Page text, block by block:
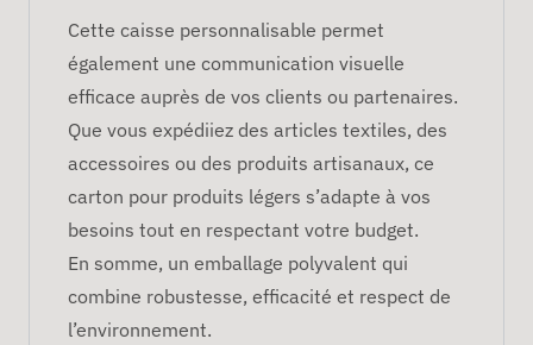
Cette caisse personnalisable permet
également une communication visuelle
efficace auprès de vos clients ou partenaires.
Que vous expédiiez des articles textiles, des
accessoires ou des produits artisanaux, ce
carton pour produits légers s’adapte à vos
besoins tout en respectant votre budget.
En somme, un emballage polyvalent qui
combine robustesse, efficacité et respect de
l’environnement.